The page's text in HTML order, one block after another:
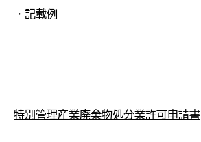
・ 記載例
特別管理産業廃棄物処分業許可申請書